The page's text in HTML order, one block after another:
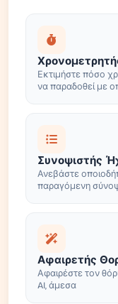
Εκτιμήστε πόσο
να παραδοθεί με
Συνοψιστής
Ανεβάστε
παραγόμενη
Αφαιρετής
Αφαιρέστε τον
AI, άμεσα